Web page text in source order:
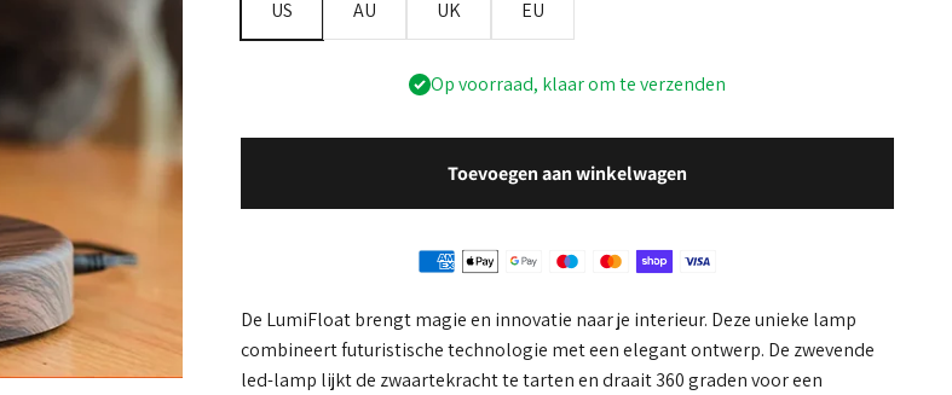
US AU UK EU
Op voorraad, klaar om te verzenden
Toevoegen aan winkelwagen
De LumiFloat brengt magie en innovatie naar je interieur. Deze unieke lamp
combineert futuristische technologie met een elegant ontwerp. De zwevende
led-lamp lijkt de zwaartekracht te tarten en draait 360 graden voor een